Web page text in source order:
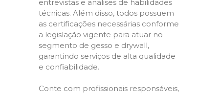
entrevistas e análises de habilidades
técnicas. Além disso, todos possuem
as certificações necessárias conforme
a legislação vigente para atuar no
segmento de gesso e drywall,
garantindo serviços de alta qualidade
e confiabilidade.
Conte com profissionais responsáveis,